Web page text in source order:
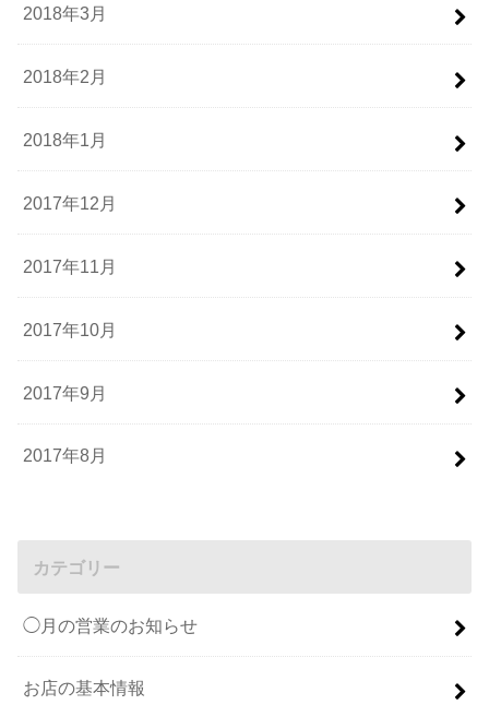
2018年3月
2018年2月
2018年1月
2017年12月
2017年11月
2017年10月
2017年9月
2017年8月
カテゴリー
◯月の営業のお知らせ
お店の基本情報